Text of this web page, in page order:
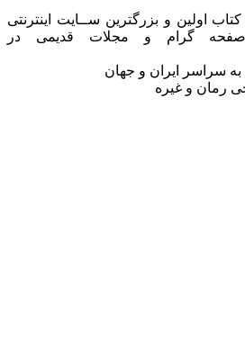
کتاب اولین و بزرگترین ســایت اینترنتی
گرام و مجلات قدیمی در
به سراسر ایران و جهان
رمان و غیره